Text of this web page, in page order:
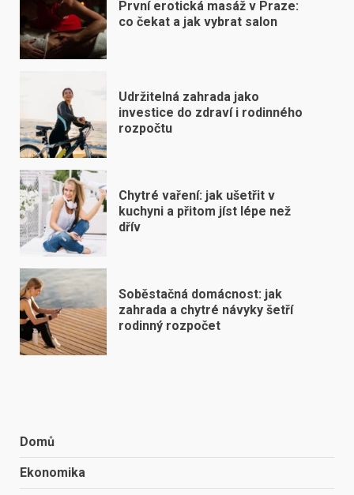
První erotická masáž v Praze:
co čekat a jak vybrat salon
Udržitelná zahrada jako
investice do zdraví i rodinného
rozpočtu
Chytré vaření: jak ušetřit v
kuchyni a přitom jíst lépe než
dřív
Soběstačná domácnost: jak
zahrada a chytré návyky šetří
rodinný rozpočet
Domů
Ekonomika